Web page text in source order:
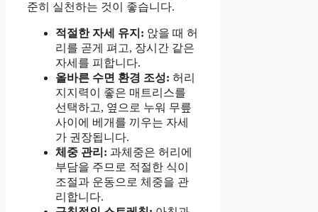
준히 실천하는 것이 좋습니다.
적절한 자세 유지: 앉을 때 허
리를 곧게 펴고, 장시간 같은
자세를 피합니다.
올바른 수면 환경 조성: 허리
지지력이 좋은 매트리스를
선택하고, 옆으로 누워 무릎
사이에 베개를 끼우는 자세
가 권장됩니다.
체중 관리: 과체중은 허리에
부담을 주므로 적절한 식이
조절과 운동으로 체중을 관
리합니다.